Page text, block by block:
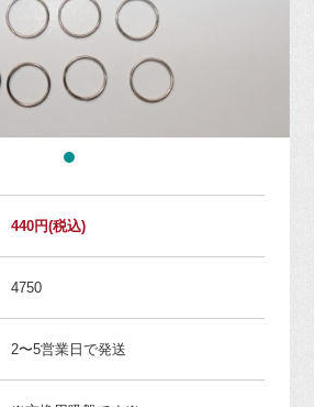
440円(税込)
4750
2〜5営業日で発送